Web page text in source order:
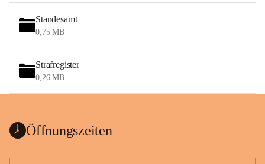
Standesamt
0,75 MB
Strafregister
0,26 MB
Öffnungszeiten